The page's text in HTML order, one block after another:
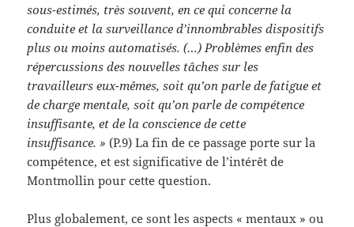
sous-estimés, très souvent, en ce qui concerne la
conduite et la surveillance d’innombrables dispositifs
plus ou moins automatisés. (…) Problèmes enfin des
répercussions des nouvelles tâches sur les
travailleurs eux-mêmes, soit qu’on parle de fatigue et
de charge mentale, soit qu’on parle de compétence
insuffisante, et de la conscience de cette
insuffisance. » (P.9) La fin de ce passage porte sur la
compétence, et est significative de l’intérêt de
Montmollin pour cette question.
Plus globalement, ce sont les aspects « mentaux » ou